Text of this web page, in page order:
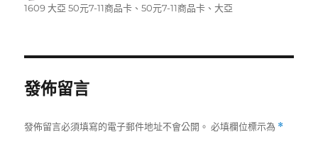
者
佈
類
1609 大亞 50元7-11商品卡 、50元7-11商品卡 、大亞
發佈留言
發佈留言必須填寫的電子郵件地址不會公開。 必填欄位標示為 *